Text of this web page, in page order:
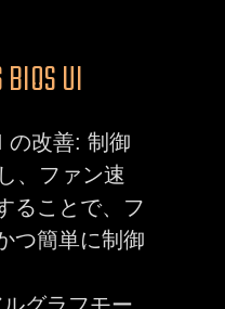
UI
の改善: 制御
、ファン速
ることで、フ
つ簡単に制御